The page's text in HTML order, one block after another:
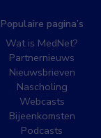
Populaire pagina’s
Wat is MedNet?
Partnernieuws
Nieuwsbrieven
Nascholing
Webcasts
Bijeenkomsten
Podcasts